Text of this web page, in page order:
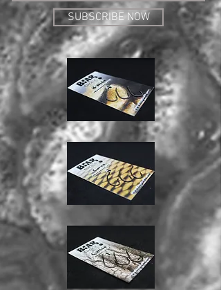
SUBSCRIBE NOW